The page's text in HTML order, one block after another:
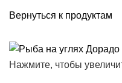
Вернуться к продуктам
Нажмите, чтобы